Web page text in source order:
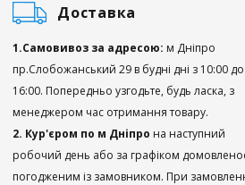
Доставка
1.Самовивоз за адресою: м Дніпро
пр.Слобожанський 29 в будні дні з 10:00 до
16:00. Попередньо узгодьте, будь ласка, з
менеджером час отримання товару.
2. Кур'єром по м Дніпро на наступний
робочий день або за графіком
погодженим із замовником. При